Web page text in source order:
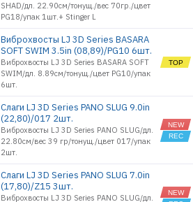
SHAD/дл. 22.90см/тонущ./вес 70гр./цвет
PG18/упак 1шт.+ Stinger L
Виброхвосты LJ 3D Series BASARA
SOFT SWIM 3.5in (08,89)/PG10 6шт.
Виброхвосты LJ 3D Series BASARA SOFT
SWIM/дл. 8.89см/тонущ./цвет PG10/упак
6шт.
Слаги LJ 3D Series PANO SLUG 9.0in
(22,80)/017 2шт.
Виброхвосты LJ 3D Series PANO SLUG/дл.
22.80см/вес 39 гр/тонущ./цвет 017/упак
2шт.
Слаги LJ 3D Series PANO SLUG 7.0in
(17,80)/Z15 3шт.
Виброхвосты LJ 3D Series PANO SLUG/дл.